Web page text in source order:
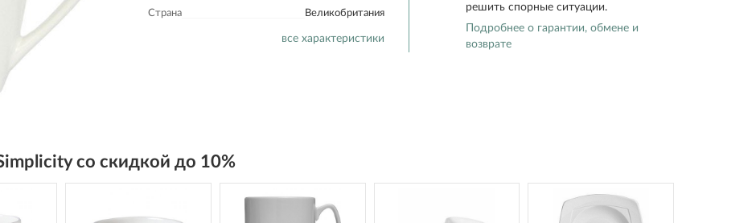
Страна
Великобритания
все характеристики
решить спорные ситуации.
Подробнее о гарантии, обмене и
возврате
со скидкой до 10%